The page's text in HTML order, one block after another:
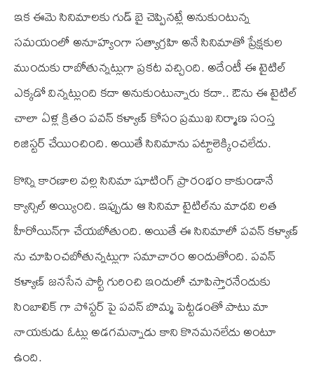
ఇక ఈమె సినిమాలకు గుడ్‌ బై చెప్పినట్లే అనుకుంటున్న
సమయంలో అనూహ్యంగా సత్యాగ్రహి అనే సినిమాతో ప్రేక్షకుల
ముందుకు రాబోతున్నట్లుగా ప్రకట వచ్చింది. అదేంటీ ఈ టైటిల్‌
ఎక్కడో విన్నట్లుంది కదా అనుకుంటున్నారు కదా.. ఔను ఈ టైటిల్‌
చాలా ఏళ్ల క్రితం పవన్‌ కళ్యాణ్‌ కోసం ప్రముఖ నిర్మాణ సంస్త
రిజిస్టర్‌ చేయించింది. అయితే సినిమాను పట్టాలెక్కించలేదు.
కొన్ని కారణాల వల్ల సినిమా షూటింగ్‌ ప్రారంభం కాకుండానే
క్యాన్సిల్‌ అయ్యింది. ఇప్పుడు ఆ సినిమా టైటిల్‌ను మాధవి లత
హీరోయిన్‌గా చేయబోతుంది. అయితే ఈ సినిమాలో పవన్‌ కళ్యాణ్‌
ను చూపించబోతున్నట్లుగా సమాచారం అందుతోంది. పవన్‌
కళ్యాణ్‌ జనసేన పార్టీ గురించి ఇందులో చూపిస్తారనేందుకు
సింబాలిక్‌ గా పోస్టర్‌ పై పవన్‌ బొమ్మ పెట్టడంతో పాటు మా
నాయకుడు ఓట్లు అడగమన్నాడు కాని కొనమనలేదు అంటూ
ఉంది.